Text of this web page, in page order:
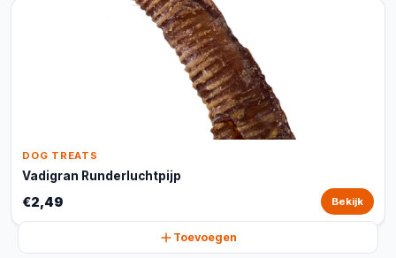
DOG TREATS
Vadigran Runderluchtpijp
€2,49 Bekijk
Toevoegen